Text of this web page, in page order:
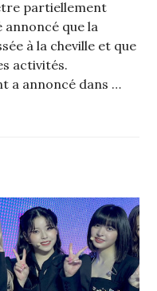
partiellement
annoncé que la
à la cheville et que
activités.
a annoncé dans …
absente des